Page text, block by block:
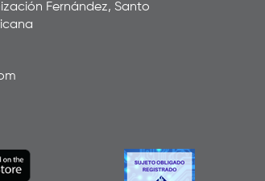
Fernández, Santo